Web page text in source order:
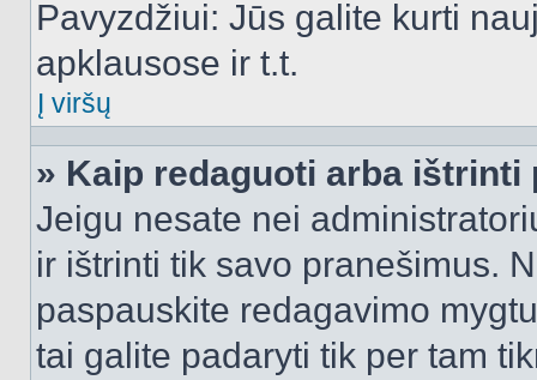
Pavyzdžiui: Jūs galite kurti
apklausose ir t.t.
Į viršų
» Kaip redaguoti arba ištrinti
Jeigu nesate nei
ir ištrinti tik savo pranešimus.
paspauskite redagavimo
tai galite padaryti tik per tam